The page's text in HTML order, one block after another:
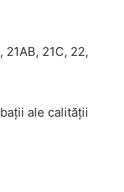
21C, 22,
ale calității